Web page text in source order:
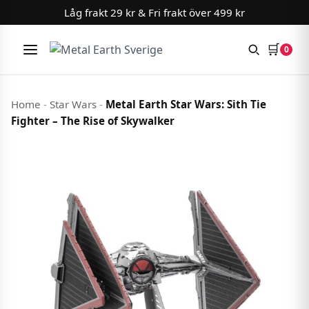
Hoppa till innehåll
Låg frakt 29 kr & Fri frakt över 499 kr
Meny 🛒 0
Home - Star Wars - Metal Earth Star Wars: Sith Tie
Fighter – The Rise of Skywalker